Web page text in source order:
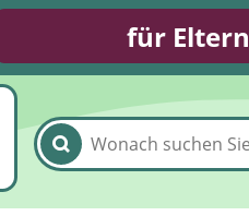
für Eltern